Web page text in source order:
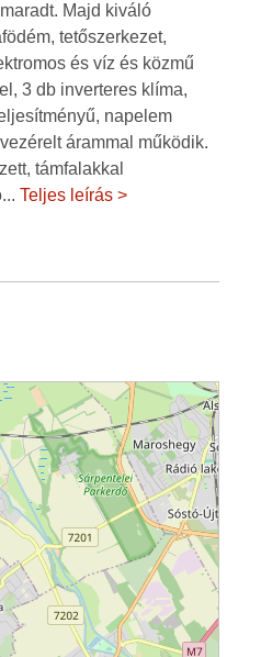
Majd kiváló
tetőszerkezet,
és víz és közmű
3 db inverteres klíma,
napelem
árammal működik.
támfalakkal
... Teljes leírás >